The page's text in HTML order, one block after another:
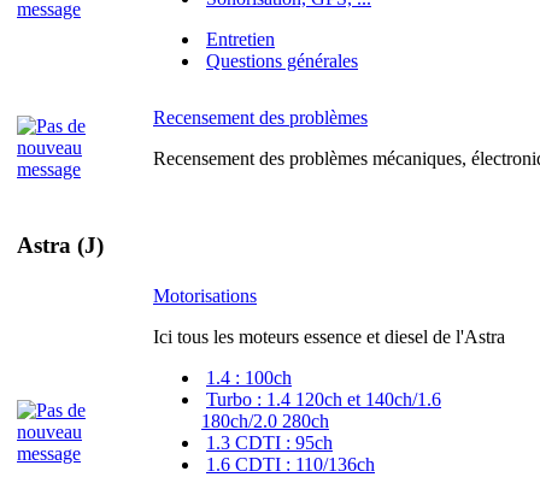
Entretien
Questions générales
Recensement des problèmes
Recensement des problèmes mécaniques,
Astra (J)
Motorisations
Ici tous les moteurs essence et diesel de l'Astra
1.4 : 100ch
Turbo : 1.4 120ch et 140ch/1.6
180ch/2.0 280ch
1.3 CDTI : 95ch
1.6 CDTI : 110/136ch